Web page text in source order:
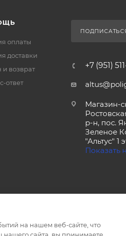
оплаты
доставки
возврат
ответ
+7 (951)
Магазин-
р-н, пос.
Зеленое
"Альтус" 1
Показать
на нашем веб-сайте, что